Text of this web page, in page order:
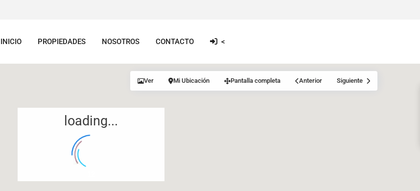
INICIO PROPIEDADES NOSOTROS CONTACTO <
loading...
Ver Mi Ubicación Pantalla completa Anterior Siguiente